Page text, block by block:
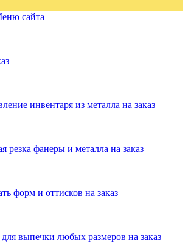
сайта
инвентаря из металла на заказ
резка фанеры и металла на заказ
форм и оттисков на заказ
выпечки любых размеров на заказ